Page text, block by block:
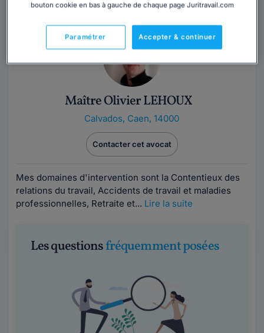
Maître Olivier LEHOUX
Calvados, Caen, 14000
Contacter cet avocat
Mes domaines d'intervention sont la Contentieux des
relations du travail, Accidents de travail et maladies
professionnelles, Retraite et... Lire la suite
Les questionsfréquemment posées
bouton cookie en bas à gauche de chaque page Juritravail.com
Accepter & continuer
Paramétrer